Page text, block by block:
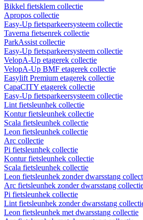
Bikkel fietsklem collectie
Apropos collectie
Easy-Up fietsparkeersysteem collectie
Taverna fietsenrek collectie
ParkAssist collectie
Easy-Up fietsparkeersysteem collectie
VelopA-Up etagerek collectie
VelopA-Up BMF etagerek collectie
Easylift Premium etagerek collectie
CapaCITY etagerek collectie
Easy-Up fietsparkeersysteem collectie
Lint fietsleunhek collectie
Kontur fietsleunhek collectie
Scala fietsleunhek collectie
Leon fietsleunhek collectie
Arc collectie
Pi fietsleunhek collectie
Kontur fietsleunhek collectie
Scala fietsleunhek collectie
Leon fietsleunhek zonder dwarsstang
Arc fietsleunhek zonder dwarsstang
Pi fietsleunhek collectie
Lint fietsleunhek zonder dwarsstang
Leon fietsleunhek met dwarsstang collectie